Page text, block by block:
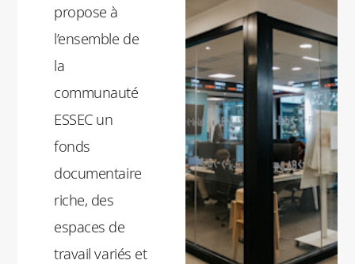
propose à
l’ensemble de
la
communauté
ESSEC un
fonds
documentaire
riche, des
espaces de
travail variés et